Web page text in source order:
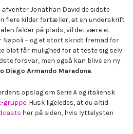
Jonathan David de sidste
flere kilder fortæller, at en underskrift
falder på plads, vil det være et
– og et stort skridt fremad for
blot får mulighed for at teste sig selv
forsvar, men også kan blive en ny
Diego Armando Maradona.
opslag om Serie A og italiensk
gruppe. Husk ligeledes, at du altid
her på siden, hvis lyttelysten